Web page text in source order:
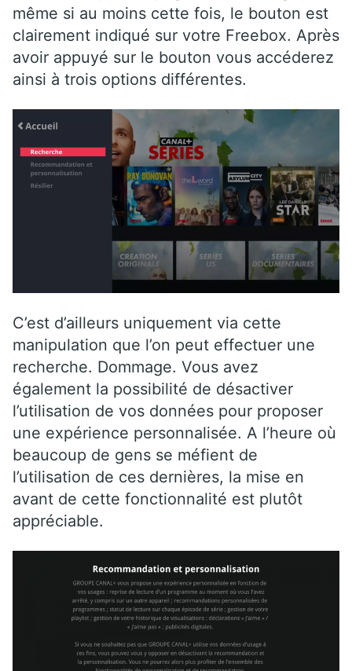
même si au moins cette fois, le bouton est
clairement indiqué sur votre Freebox. Après
avoir appuyé sur le bouton vous accéderez
ainsi à trois options différentes.
C’est d’ailleurs uniquement via cette
manipulation que l’on peut effectuer une
recherche. Dommage. Vous avez
également la possibilité de désactiver
l’utilisation de vos données pour proposer
une expérience personnalisée. A l’heure où
beaucoup de gens se méfient de
l’utilisation de ces dernières, la mise en
avant de cette fonctionnalité est plutôt
appréciable.